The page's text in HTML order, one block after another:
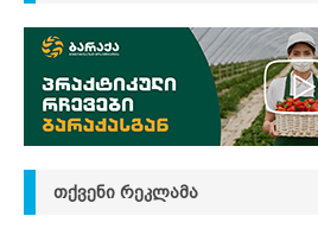
ᲗᲥᲕᲔᲜᲘ ᲠᲔᲙᲚᲐᲛᲐ